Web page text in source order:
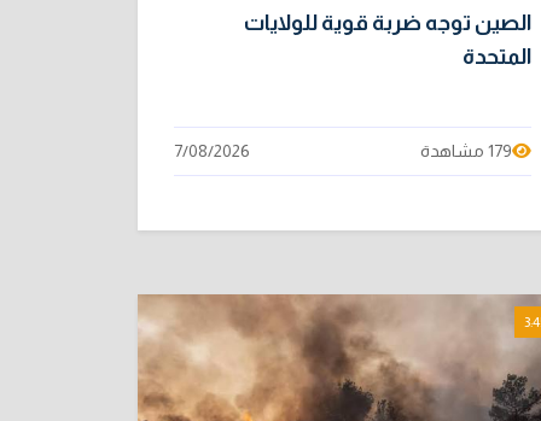
الصين توجه ضربة قوية للولايات
المتحدة
179 مشاهدة 7/08/2026